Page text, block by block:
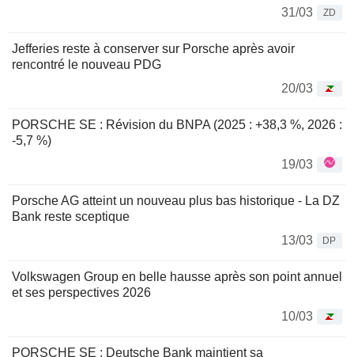
31/03 ZD
Jefferies reste à conserver sur Porsche après avoir
rencontré le nouveau PDG
20/03
PORSCHE SE : Révision du BNPA (2025 : +38,3 %, 2026 :
-5,7 %)
19/03
Porsche AG atteint un nouveau plus bas historique - La DZ
Bank reste sceptique
13/03
DP
Volkswagen Group en belle hausse après son point annuel
et ses perspectives 2026
10/03
PORSCHE SE : Deutsche Bank maintient sa